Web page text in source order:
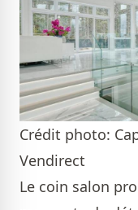
Crédit photo:
Vendirect
Le coin salon